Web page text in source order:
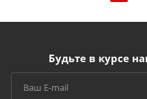
Будьте в курсе